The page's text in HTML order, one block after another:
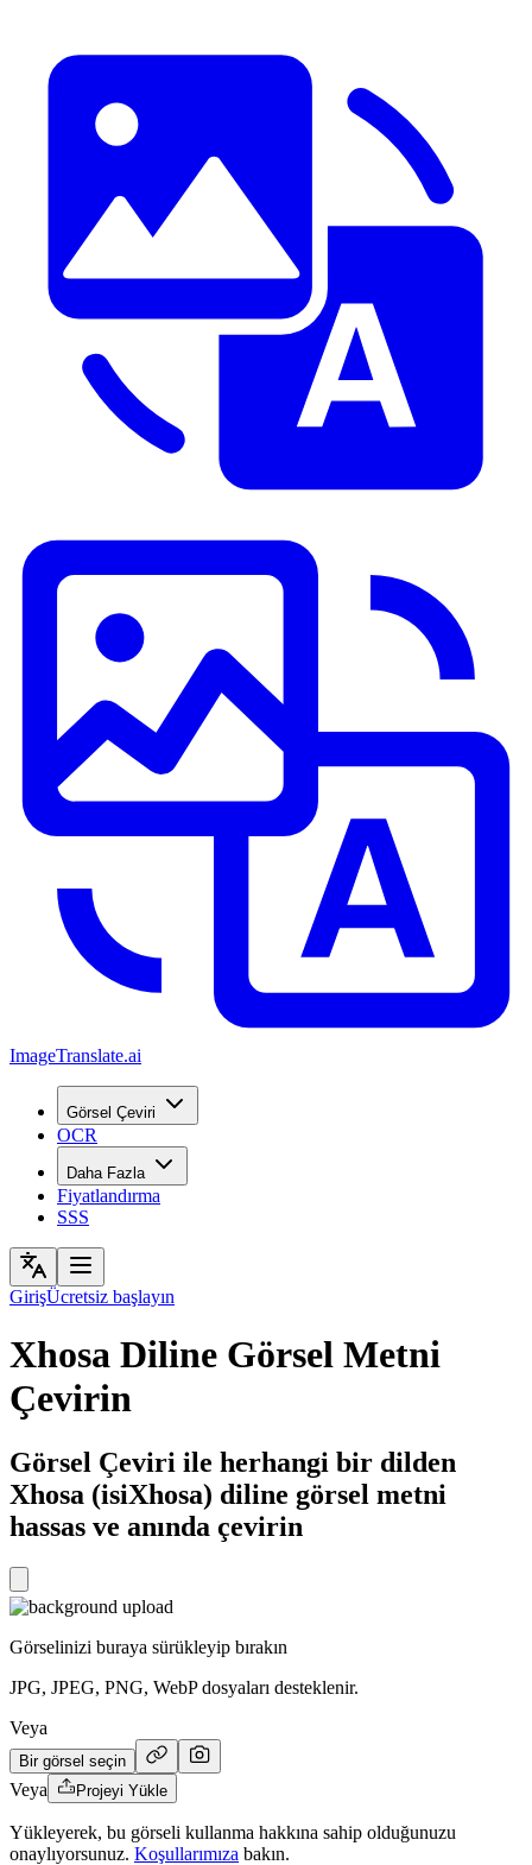
ImageTranslate.ai
Görsel Çeviri
OCR
Daha Fazla
Fiyatlandırma
SSS
GirişÜcretsiz başlayın
Xhosa Diline Görsel Metni
Çevirin
Görsel Çeviri ile herhangi bir dilden
Xhosa (isiXhosa) diline görsel metni
hassas ve anında çevirin
Görselinizi buraya sürükleyip bırakın
JPG, JPEG, PNG, WebP dosyaları desteklenir.
Veya
Bir görsel seçin
Veya Projeyi Yükle
Yükleyerek, bu görseli kullanma hakkına sahip olduğunuzu
onaylıyorsunuz. Koşullarımıza bakın.